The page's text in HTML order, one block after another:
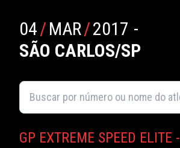
04/ MAR/2017 -
SÃO CARLOS/SP
GP EXTREME SPEED ELITE -